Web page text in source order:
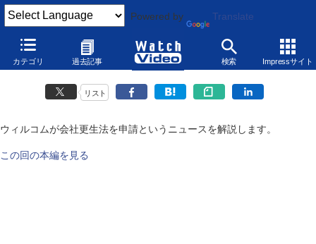
Powered by Translate
カテゴリ 過去記事 検索 Impressサイト
ウィルコムの今後
2010年3月10日
リスト
ウィルコムが会社更生法を申請というニュースを解説します。
この回の本編を見る